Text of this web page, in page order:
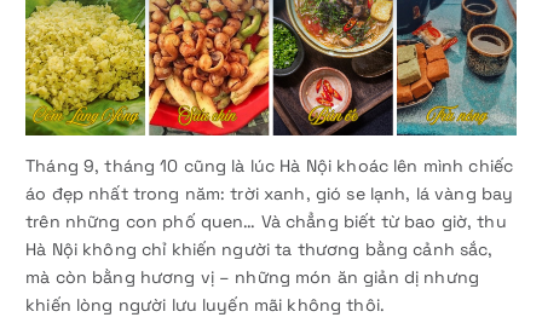
Tháng 9, tháng 10 cũng là lúc Hà Nội khoác lên mình chiếc
áo đẹp nhất trong năm: trời xanh, gió se lạnh, lá vàng bay
trên những con phố quen… Và chẳng biết từ bao giờ, thu
Hà Nội không chỉ khiến người ta thương bằng cảnh sắc,
mà còn bằng hương vị – những món ăn giản dị nhưng
khiến lòng người lưu luyến mãi không thôi.